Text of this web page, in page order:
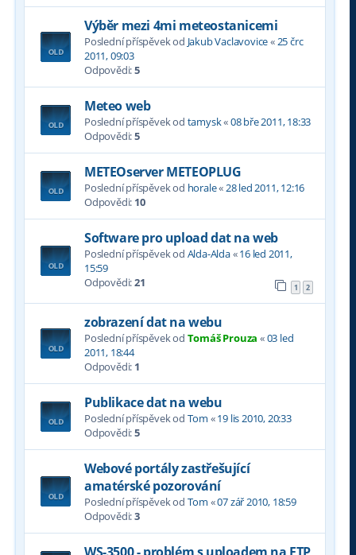
Výběr mezi 4mi meteostanicemi
Poslední příspěvek od Jakub Vaclavovice«25 črc
2011, 09:03
Odpovědi:5
Meteo web
Poslední příspěvek od tamysk«08 bře 2011, 18:33
Odpovědi:5
METEOserver METEOPLUG
Poslední příspěvek od horale«28 led 2011, 12:16
Odpovědi: 10
Software pro upload dat na web
Poslední příspěvek od Alda-Alda«16 led 2011,
15:59
Odpovědi:21 1 2
zobrazení dat na webu
Poslední příspěvek od Tomáš Prouza «03 led
2011, 18:44
Odpovědi: 1
Publikace dat na webu
Poslední příspěvek od Tom «19 lis 2010, 20:33
Odpovědi:5
Webové portály zastřešující
amatérské pozorování
Poslední příspěvek od Tom «07 zář 2010, 18:59
Odpovědi:3